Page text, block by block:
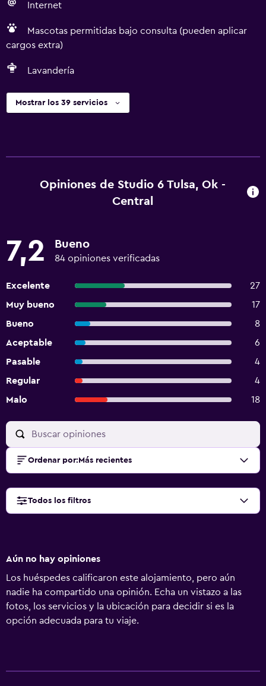
Internet
Mascotas permitidas bajo consulta (pueden aplicar
cargos extra)
Lavandería
Mostrar los 39 servicios
Opiniones de Studio 6 Tulsa, Ok -
Central
7,2 Bueno
84 opiniones verificadas
Excelente
27
Muy bueno
17
Bueno
8
Aceptable
6
Pasable
4
Regular
4
Malo
18
Ordenar por: Más recientes
Todos los filtros
Aún no hay opiniones
Los huéspedes calificaron este alojamiento, pero aún
nadie ha compartido una opinión. Echa un vistazo a las
fotos, los servicios y la ubicación para decidir si es la
opción adecuada para tu viaje.